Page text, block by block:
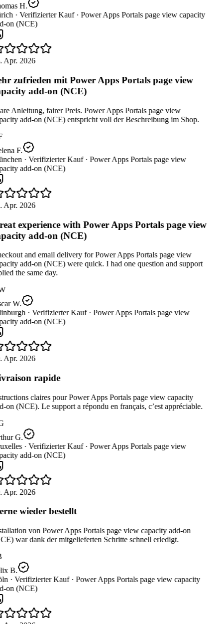
H.
· Verifizierter Kauf · Power Apps Portals page view capacity
on (NCE)
Apr. 2026
zufrieden mit Power Apps Portals page view
add-on (NCE)
Anleitung, fairer Preis. Power Apps Portals page view
add-on (NCE) entspricht voll der Beschreibung im Shop.
F.
· Verifizierter Kauf · Power Apps Portals page view
add-on (NCE)
Apr. 2026
experience with Power Apps Portals page view
add-on (NCE)
and email delivery for Power Apps Portals page view
add-on (NCE) were quick. I had one question and support
the same day.
W.
· Verifizierter Kauf · Power Apps Portals page view
add-on (NCE)
Apr. 2026
rapide
claires pour Power Apps Portals page view capacity
on (NCE). Le support a répondu en français, c’est appréciable.
G.
· Verifizierter Kauf · Power Apps Portals page view
add-on (NCE)
Apr. 2026
wieder bestellt
von Power Apps Portals page view capacity add-on
war dank der mitgelieferten Schritte schnell erledigt.
B.
· Verifizierter Kauf · Power Apps Portals page view capacity
on (NCE)